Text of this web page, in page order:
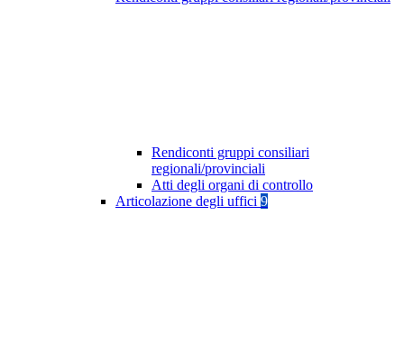
Rendiconti gruppi consiliari
regionali/provinciali
Atti degli organi di controllo
Articolazione degli uffici 9